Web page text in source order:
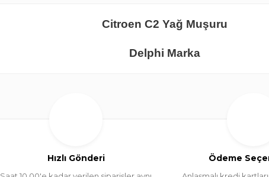
Citroen C2 Yağ Muşuru
Delphi Marka
Hızlı Gönderi Ödeme